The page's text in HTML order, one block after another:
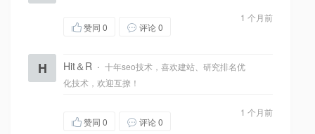
1 个月前
赞同 0 评论 0
H Hit＆R · 十年seo技术，喜欢建站、研究排名优
化技术，欢迎互撩！
1 个月前
赞同 0 评论 0